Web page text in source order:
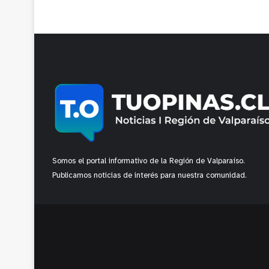
Somos el portal informativo de la Región de Valparaíso.
Publicamos noticias de interés para nuestra comunidad.